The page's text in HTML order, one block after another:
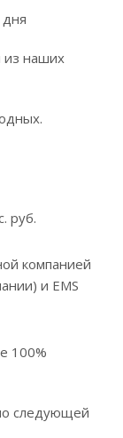
из наших
руб.
компанией
и EMS
100%
следующей